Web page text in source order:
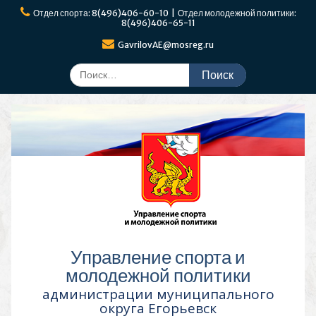
ПерейтиОтдел спорта: 8(496)406-60-10 | Отдел молодежной политики:
8(496)406-65-11
GavrilovAE@mosreg.ru
Поиск
по:
Управление спорта и
молодежной политики
администрации муниципального
округа Егорьевск